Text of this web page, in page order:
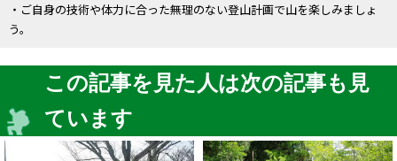
・ご自身の技術や体力に合った無理のない登山計画で山を楽しみましょ
う。
この記事を見た人は次の記事も見
ています